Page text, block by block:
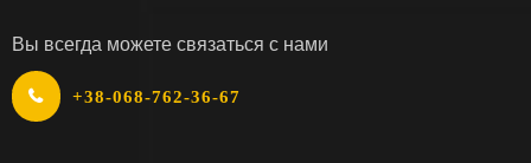
Вы всегда можете связаться с нами
+38-068-762-36-67